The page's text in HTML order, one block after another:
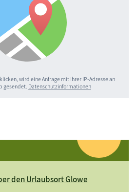
wird eine Anfrage mit Ihrer IP-Adresse an
gesendet. Datenschutzinformationen
den Urlaubsort Glowe